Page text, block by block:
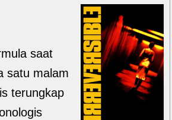
saat
satu malam
terungkap